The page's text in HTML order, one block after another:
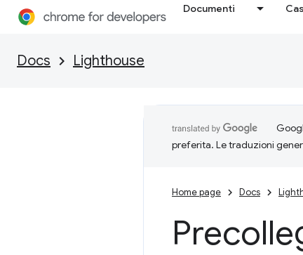
Documenti
Docs Lighthouse
preferita. Le traduzioni
Home page Docs